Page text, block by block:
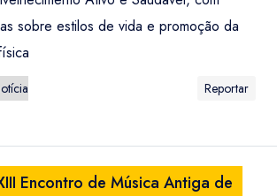
sobre estilos de vida e promoção da
Reportar
Encontro de Música Antiga de